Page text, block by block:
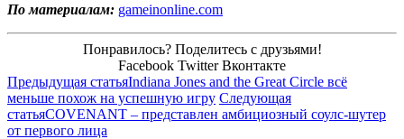
По материалам: gameinonline.com
Понравилось? Поделитесь с друзьями!
Facebook Twitter Вконтакте
Предыдущая статьяIndiana Jones and the Great Circle всё
меньше похож на успешную игру Следующая
статьяCOVENANT – представлен амбициозный соулс-шутер
от первого лица